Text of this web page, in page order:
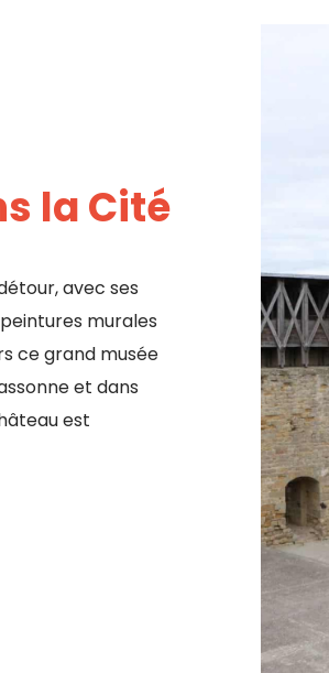
la Cité
avec ses
murales
ce grand musée
et dans
est